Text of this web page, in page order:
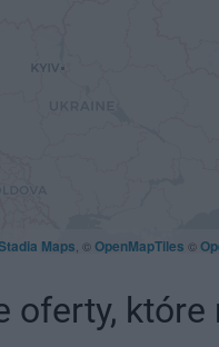
Maps , ©OpenMapTiles ©
oferty,